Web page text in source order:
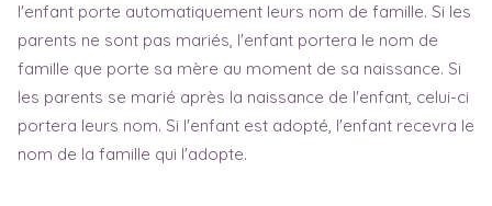
l'enfant porte automatiquement leurs nom de famille. Si les
parents ne sont pas mariés, l'enfant portera le nom de
famille que porte sa mère au moment de sa naissance. Si
les parents se marié après la naissance de l'enfant, celui-ci
portera leurs nom. Si l'enfant est adopté, l'enfant recevra le
nom de la famille qui l'adopte.